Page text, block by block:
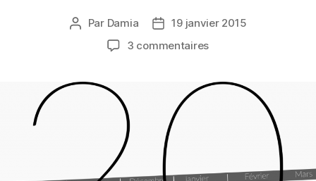
Auteur
l’article
Par Damia
Date19 janvier 2015
3 commentairessur
tout